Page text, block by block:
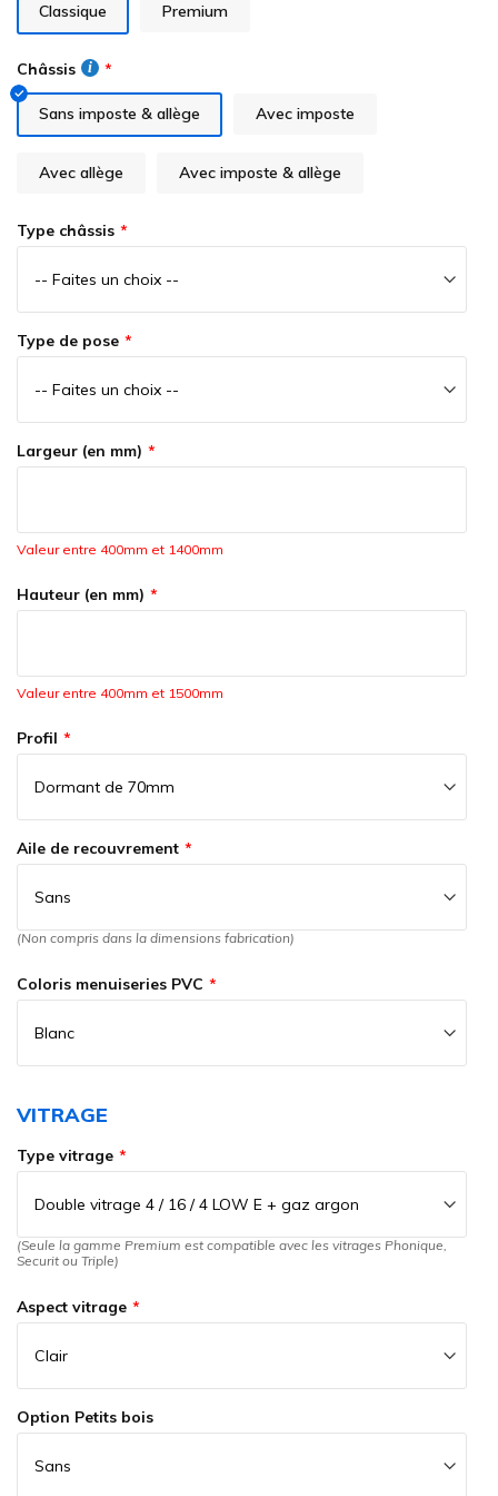
images
Classique Premium
Châssis
Sans imposte & allège Avec imposte
Avec allège Avec imposte & allège
Type châssis
Type de pose
Largeur (en mm)
Valeur entre 400mm et 1400mm
Hauteur (en mm)
Valeur entre 400mm et 1500mm
Profil
Aile de recouvrement
(Non compris dans la dimensions fabrication)
Coloris menuiseries PVC
VITRAGE
Type vitrage
(Seule la gamme Premium est compatible avec les vitrages Phonique,
Securit ou Triple)
Aspect vitrage
Option Petits bois